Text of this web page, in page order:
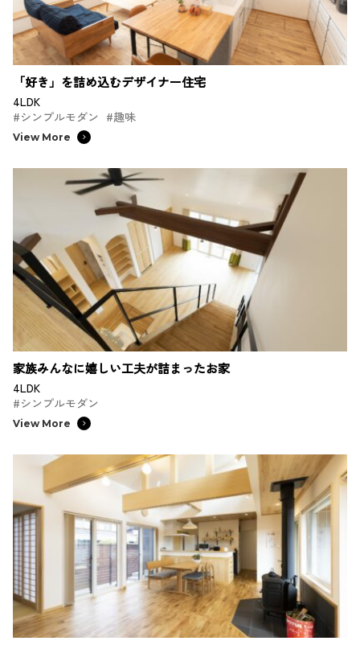
「好き」を詰め込むデザイナー住宅
4LDK
#シンプルモダン #趣味
View More
家族みんなに嬉しい工夫が詰まったお家
4LDK
#シンプルモダン
View More